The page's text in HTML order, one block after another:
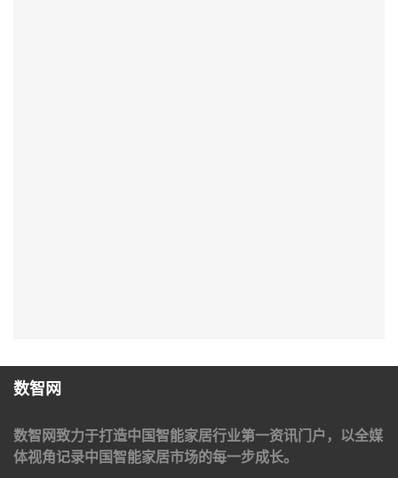
数智网
数智网致力于打造中国智能家居行业第一资讯门户，以全媒
体视角记录中国智能家居市场的每一步成长。